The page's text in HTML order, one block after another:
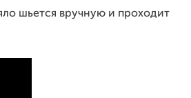
шьется вручную и проходит